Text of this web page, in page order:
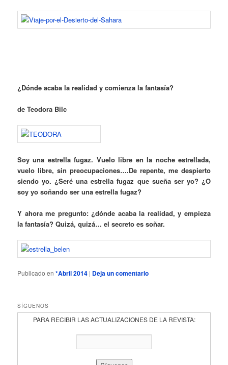
¿Dónde acaba la realidad y comienza la fantasía?
de Teodora Bilc
Soy una estrella fugaz. Vuelo libre en la noche estrellada,
vuelo libre, sin preocupaciones….De repente, me despierto
siendo yo. ¿Seré una estrella fugaz que sueña ser yo? ¿O
soy yo soñando ser una estrella fugaz?
Y ahora me pregunto: ¿dónde acaba la realidad, y empieza
la fantasía? Quizá, quizá… el secreto es soñar.
Publicado en *Abril 2014 | Deja un comentario
SÍGUENOS
PARA RECIBIR LAS ACTUALIZACIONES DE LA REVISTA: